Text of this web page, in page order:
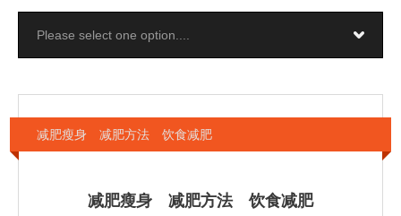
减肥瘦身 减肥方法 饮食减肥
减肥瘦身 减肥方法 饮食减肥